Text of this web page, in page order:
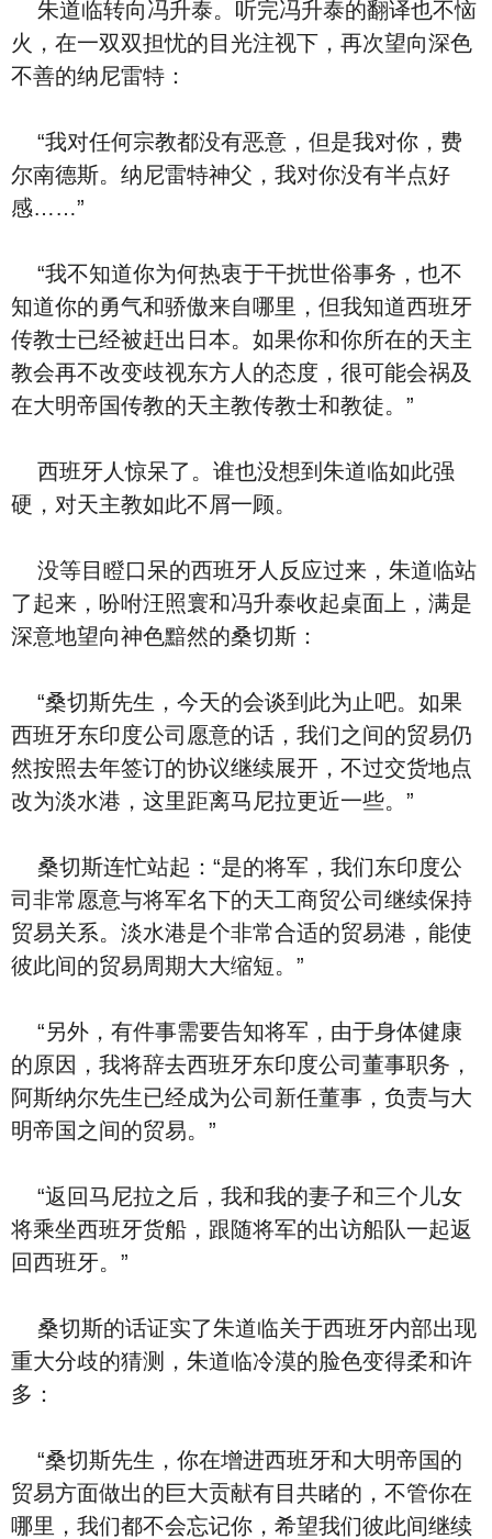
朱道临转向冯升泰。听完冯升泰的翻译也不恼
火，在一双双担忧的目光注视下，再次望向深色
不善的纳尼雷特：
“我对任何宗教都没有恶意，但是我对你，费
尔南德斯。纳尼雷特神父，我对你没有半点好
感……”
“我不知道你为何热衷于干扰世俗事务，也不
知道你的勇气和骄傲来自哪里，但我知道西班牙
传教士已经被赶出日本。如果你和你所在的天主
教会再不改变歧视东方人的态度，很可能会祸及
在大明帝国传教的天主教传教士和教徒。”
西班牙人惊呆了。谁也没想到朱道临如此强
硬，对天主教如此不屑一顾。
没等目瞪口呆的西班牙人反应过来，朱道临站
了起来，吩咐汪照寰和冯升泰收起桌面上，满是
深意地望向神色黯然的桑切斯：
“桑切斯先生，今天的会谈到此为止吧。如果
西班牙东印度公司愿意的话，我们之间的贸易仍
然按照去年签订的协议继续展开，不过交货地点
改为淡水港，这里距离马尼拉更近一些。”
桑切斯连忙站起：“是的将军，我们东印度公
司非常愿意与将军名下的天工商贸公司继续保持
贸易关系。淡水港是个非常合适的贸易港，能使
彼此间的贸易周期大大缩短。”
“另外，有件事需要告知将军，由于身体健康
的原因，我将辞去西班牙东印度公司董事职务，
阿斯纳尔先生已经成为公司新任董事，负责与大
明帝国之间的贸易。”
“返回马尼拉之后，我和我的妻子和三个儿女
将乘坐西班牙货船，跟随将军的出访船队一起返
回西班牙。”
桑切斯的话证实了朱道临关于西班牙内部出现
重大分歧的猜测，朱道临冷漠的脸色变得柔和许
多：
“桑切斯先生，你在增进西班牙和大明帝国的
贸易方面做出的巨大贡献有目共睹的，不管你在
哪里，我们都不会忘记你，希望我们彼此间继续